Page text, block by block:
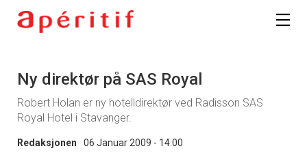
Ny direktør på SAS Royal
Robert Holan er ny hotelldirektør ved Radisson SAS
Royal Hotel i Stavanger.
Redaksjonen 06 Januar 2009 - 14:00